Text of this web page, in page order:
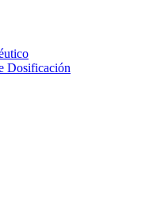
Dosificación